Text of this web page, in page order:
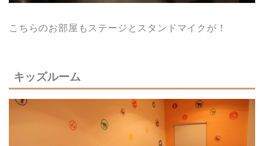
こちらのお部屋もステージとスタンドマイクが！
キッズルーム